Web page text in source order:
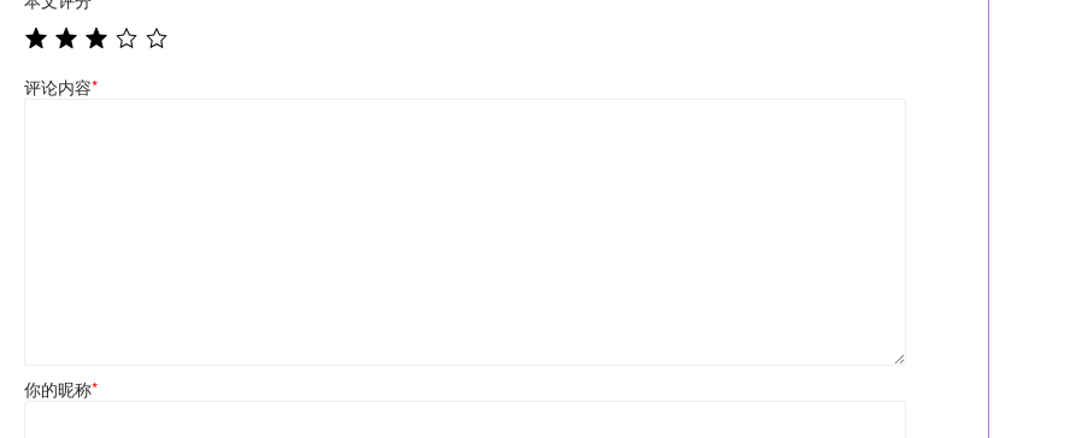
评论内容*
你的昵称*